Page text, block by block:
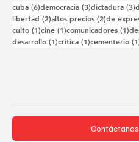
cuba (6)6 entradas
democracia (3)3 entradas
dictadura (3)
libertad (2)2 entradas
altos precios (2)2
de
culto (1)1 entrada
cine (1)1 entrada
comunicadores (1)1
desarrollo (1)1 entrada
critica (1)1 entrada
cementerio
Contáctanos